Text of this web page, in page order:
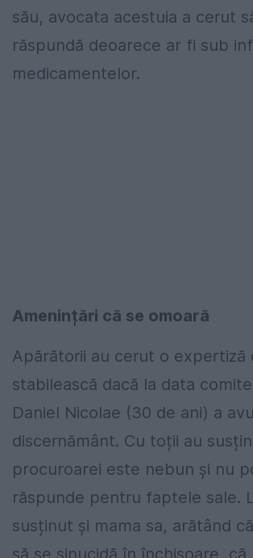
său, avocata acestuia a cerut
răspundă deoarece ar fi sub
medicamentelor.
Amenințări că se omoară
Apărătorii au cerut o expertiză
stabilească dacă la data
Daniel Nicolae (30 de ani) a
discernământ. Cu toții au
procuroarei este nebun și nu
răspunde pentru faptele sale.
susținut și mama sa, arătând
să se sinucidă în închisoare, că